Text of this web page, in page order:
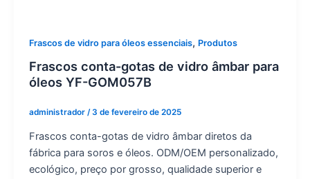
Frascos de vidro para óleos essenciais, Produtos
Frascos conta-gotas de vidro âmbar para
óleos YF-GOM057B
administrador /3 de fevereiro de 2025
Frascos conta-gotas de vidro âmbar diretos da
fábrica para soros e óleos. ODM/OEM personalizado,
ecológico, preço por grosso, qualidade superior e